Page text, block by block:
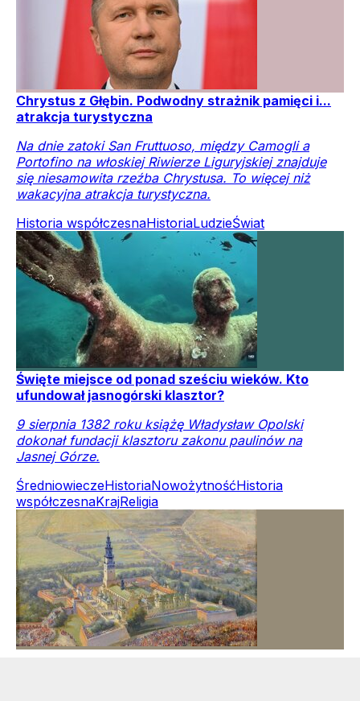
Chrystus z Głębin. Podwodny strażnik pamięci i...
atrakcja turystyczna
Na dnie zatoki San Fruttuoso, między Camogli a
Portofino na włoskiej Riwierze Liguryjskiej znajduje
się niesamowita rzeźba Chrystusa. To więcej niż
wakacyjna atrakcja turystyczna.
Historia współczesnaHistoriaLudzieŚwiat
Święte miejsce od ponad sześciu wieków. Kto
ufundował jasnogórski klasztor?
9 sierpnia 1382 roku książę Władysław Opolski
dokonał fundacji klasztoru zakonu paulinów na
Jasnej Górze.
ŚredniowieczeHistoriaNowożytnośćHistoria
współczesnaKrajReligia